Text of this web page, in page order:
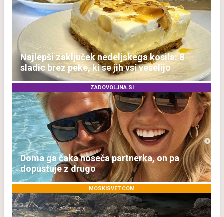
Najlepši zaključek nedeljskega kosila: 8
sladic brez peke, ki se jih vsi veselijo
ZADOVOLJNA.SI
Doma ga čaka noseča partnerka, on pa
dopustuje z drugo
MOSKISVET.COM